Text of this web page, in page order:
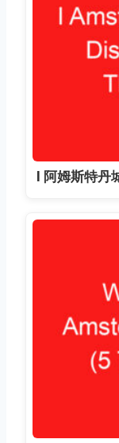
I 阿姆斯特丹